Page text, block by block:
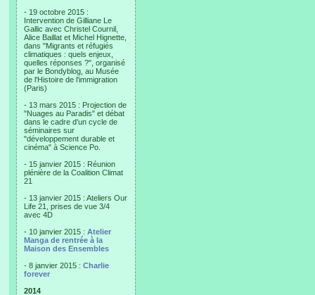
- 19 octobre 2015 :
Intervention de Gilliane Le
Gallic avec Christel Cournil,
Alice Baillat et Michel Hignette,
dans "Migrants et réfugiés
climatiques : quels enjeux,
quelles réponses ?", organisé
par le Bondyblog, au Musée
de l'Histoire de l'immigration
(Paris)
- 13 mars 2015 : Projection de
"Nuages au Paradis" et débat
dans le cadre d'un cycle de
séminaires sur
"développement durable et
cinéma" à Science Po.
- 15 janvier 2015 : Réunion
plénière de la Coalition Climat
21
- 13 janvier 2015 : Ateliers Our
Life 21, prises de vue 3/4
avec 4D
- 10 janvier 2015 : Atelier
Manga de rentrée à la
Maison des Ensembles
- 8 janvier 2015 : Charlie
forever
2014